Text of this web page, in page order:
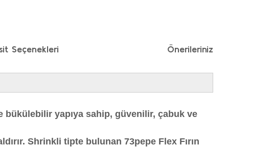
Seçenekleri Önerileriniz
bükülebilir yapıya sahip, güvenilir, çabuk ve
Shrinkli tipte bulunan 73pepe Flex Fırın